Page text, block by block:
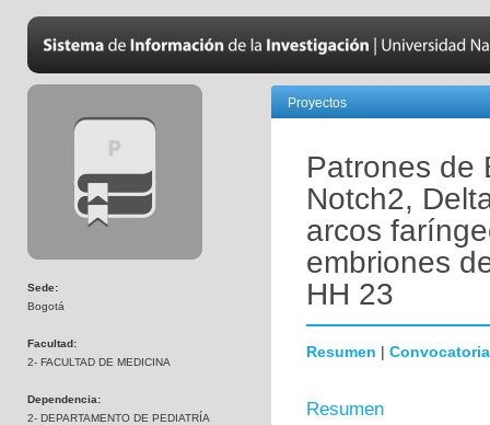
Sede:
Bogotá
Facultad:
2- FACULTAD DE MEDICINA
Dependencia:
2- DEPARTAMENTO DE PEDIATRÍA
Proyectos
Patrones de
Notch2,
arcos
embriones
HH 23
Resumen | Convocatoria
Resumen